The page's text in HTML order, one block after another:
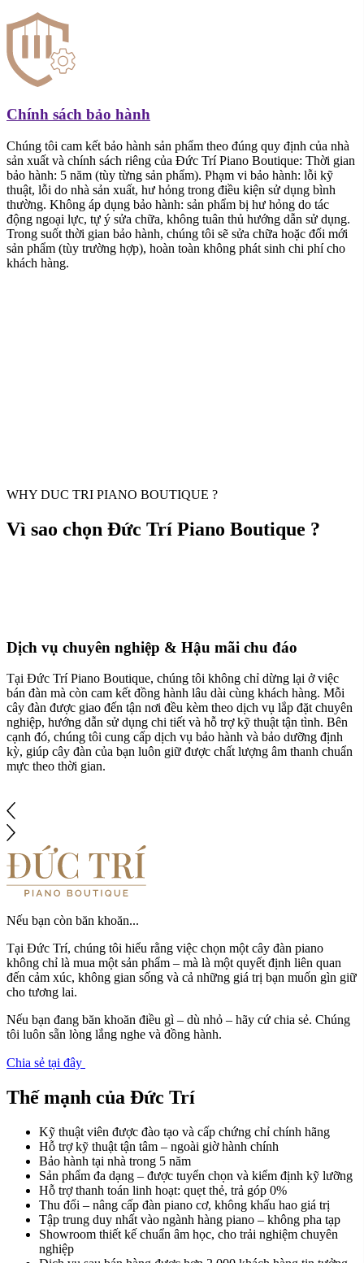
Chính sách bảo hành
Chúng tôi cam kết bảo hành sản phẩm theo đúng quy định của nhà
sản xuất và chính sách riêng của Đức Trí Piano Boutique: Thời gian
bảo hành: 5 năm (tùy từng sản phẩm). Phạm vi bảo hành: lỗi kỹ
thuật, lỗi do nhà sản xuất, hư hỏng trong điều kiện sử dụng bình
thường. Không áp dụng bảo hành: sản phẩm bị hư hỏng do tác
động ngoại lực, tự ý sửa chữa, không tuân thủ hướng dẫn sử dụng.
Trong suốt thời gian bảo hành, chúng tôi sẽ sửa chữa hoặc đổi mới
sản phẩm (tùy trường hợp), hoàn toàn không phát sinh chi phí cho
khách hàng.
WHY DUC TRI PIANO BOUTIQUE ?
Vì sao chọn Đức Trí Piano Boutique ?
Dịch vụ chuyên nghiệp & Hậu mãi chu đáo
Tại Đức Trí Piano Boutique, chúng tôi không chỉ dừng lại ở việc
bán đàn mà còn cam kết đồng hành lâu dài cùng khách hàng. Mỗi
cây đàn được giao đến tận nơi đều kèm theo dịch vụ lắp đặt chuyên
nghiệp, hướng dẫn sử dụng chi tiết và hỗ trợ kỹ thuật tận tình. Bên
cạnh đó, chúng tôi cung cấp dịch vụ bảo hành và bảo dưỡng định
kỳ, giúp cây đàn của bạn luôn giữ được chất lượng âm thanh chuẩn
mực theo thời gian.
Nếu bạn còn băn khoăn...
Tại Đức Trí, chúng tôi hiểu rằng việc chọn một cây đàn piano
không chỉ là mua một sản phẩm – mà là một quyết định liên quan
đến cảm xúc, không gian sống và cả những giá trị bạn muốn gìn giữ
cho tương lai.
Nếu bạn đang băn khoăn điều gì – dù nhỏ – hãy cứ chia sẻ. Chúng
tôi luôn sẵn lòng lắng nghe và đồng hành.
Chia sẻ tại đây
Thế mạnh của Đức Trí
Kỹ thuật viên được đào tạo và cấp chứng chỉ chính hãng
Hỗ trợ kỹ thuật tận tâm – ngoài giờ hành chính
Bảo hành tại nhà trong 5 năm
Sản phẩm đa dạng – được tuyển chọn và kiểm định kỹ lưỡng
Hỗ trợ thanh toán linh hoạt: quẹt thẻ, trả góp 0%
Thu đổi – nâng cấp đàn piano cơ, không khấu hao giá trị
Tập trung duy nhất vào ngành hàng piano – không pha tạp
Showroom thiết kế chuẩn âm học, cho trải nghiệm chuyên
nghiệp